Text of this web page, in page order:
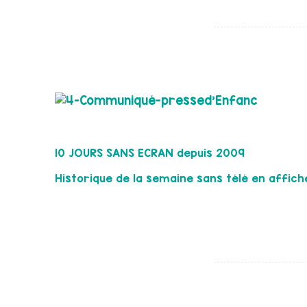
10 JOURS SANS ECRAN depuis 2009
Historique de la semaine sans télé en